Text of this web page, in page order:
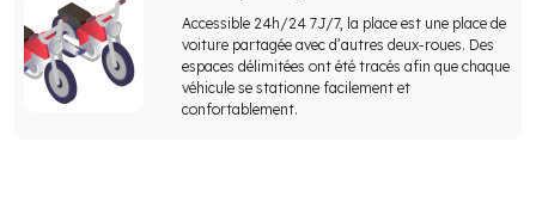
Accessible 24h/24 7J/7, la place est une place de
voiture partagée avec d’autres deux-roues. Des
espaces délimitées ont été tracés afin que chaque
véhicule se stationne facilement et
confortablement.